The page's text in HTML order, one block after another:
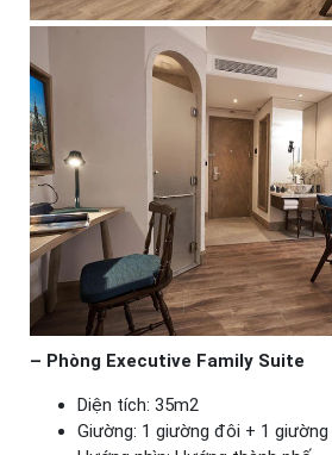
– Phòng Executive Family Suite
Diện tích: 35m2
Giường: 1 giường đôi + 1